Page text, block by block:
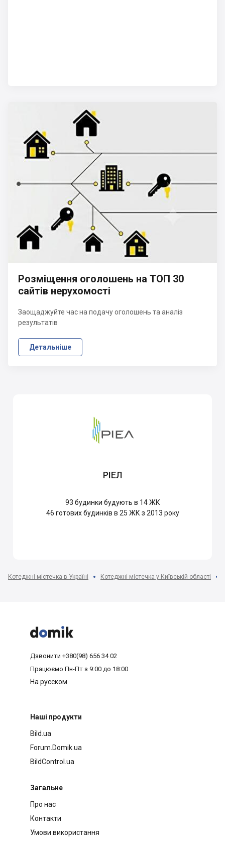
Розміщення оголошень на ТОП 30
сайтів нерухомості
Заощаджуйте час на подачу оголошень та аналіз
результатів
Детальніше
РІЕЛ
93 будинки будують в 14 ЖК
46 готових будинків в 25 ЖК з 2013 року
Котеджні містечка в Україні Котеджні містечка у Київській області



Дзвонити +380(98) 656 34 02
Працюємо Пн-Пт з 9:00 до 18:00
На русском
Наші продукти
Bild.ua
Forum.Domik.ua
BildControl.ua
Загальне
Про нас
Контакти
Умови використання